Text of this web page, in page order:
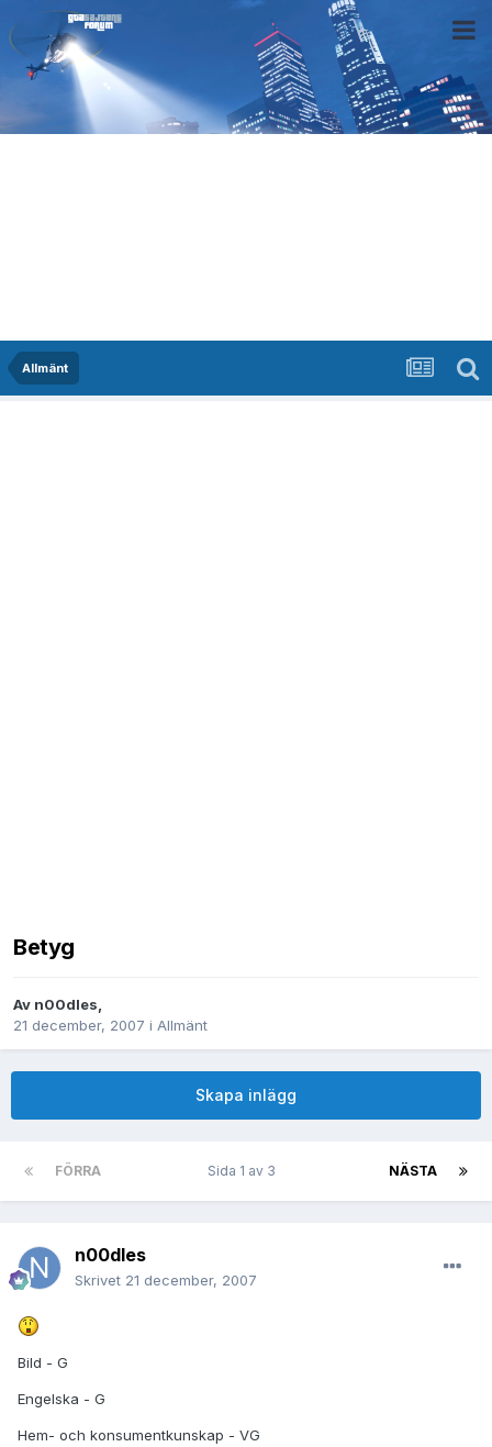
Allmänt
Betyg
Av n00dles,
21 december, 2007 i Allmänt
Skapa inlägg
FÖRRA NÄSTA
Sida 1 av 3
n00dles
Skrivet 21 december, 2007
Bild - G
Engelska - G
Hem- och konsumentkunskap - VG